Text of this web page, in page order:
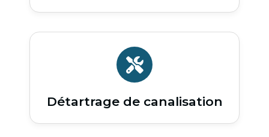
Détartrage de canalisation